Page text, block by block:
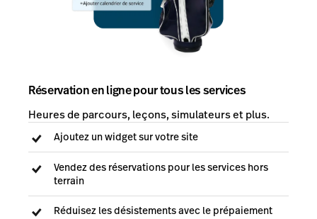
Réservation en ligne pour tous les services
Heures de parcours, leçons, simulateurs et plus.
Ajoutez un widget sur votre site
Vendez des réservations pour les services hors
terrain
Réduisez les désistements avec le prépaiement